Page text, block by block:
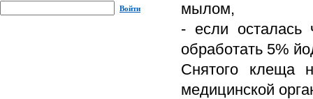
Войти
мылом,
- если осталась
обработать 5%
Снятого клеща
медицинской